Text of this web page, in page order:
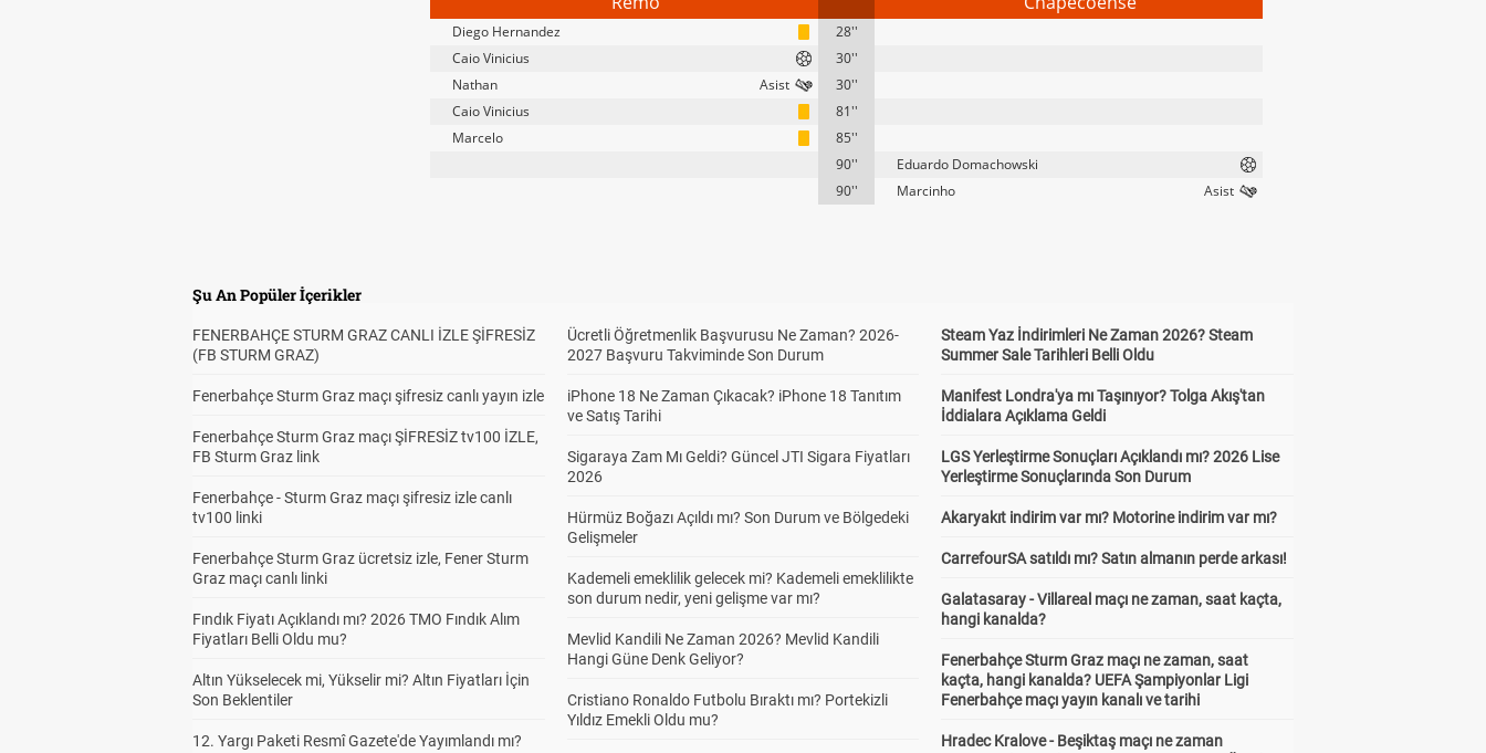
Diego Hernandez
28''
Caio Vinicius
30''
Nathan
30''
Caio Vinicius
81''
Marcelo
85''
90''
Eduardo Domachowski
90''
Marcinho
Şu An Popüler İçerikler
FENERBAHÇE STURM GRAZ CANLI İZLE ŞİFRESİZ
(FB STURM GRAZ)
Fenerbahçe Sturm Graz maçı şifresiz canlı yayın izle
Fenerbahçe Sturm Graz maçı ŞİFRESİZ tv100 İZLE,
FB Sturm Graz link
Fenerbahçe - Sturm Graz maçı şifresiz izle canlı
tv100 linki
Fenerbahçe Sturm Graz ücretsiz izle, Fener Sturm
Graz maçı canlı linki
Fındık Fiyatı Açıklandı mı? 2026 TMO Fındık Alım
Fiyatları Belli Oldu mu?
Altın Yükselecek mi, Yükselir mi? Altın Fiyatları İçin
Son Beklentiler
12. Yargı Paketi Resmî Gazete'de Yayımlandı mı?
Ücretli Öğretmenlik Başvurusu Ne Zaman? 2026-
2027 Başvuru Takviminde Son Durum
iPhone 18 Ne Zaman Çıkacak? iPhone 18 Tanıtım
ve Satış Tarihi
Sigaraya Zam Mı Geldi? Güncel JTI Sigara Fiyatları
2026
Hürmüz Boğazı Açıldı mı? Son Durum ve Bölgedeki
Gelişmeler
Kademeli emeklilik gelecek mi? Kademeli emeklilikte
son durum nedir, yeni gelişme var mı?
Mevlid Kandili Ne Zaman 2026? Mevlid Kandili
Hangi Güne Denk Geliyor?
Cristiano Ronaldo Futbolu Bıraktı mı? Portekizli
Yıldız Emekli Oldu mu?
Steam Yaz İndirimleri Ne Zaman 2026? Steam
Summer Sale Tarihleri Belli Oldu
Manifest Londra'ya mı Taşınıyor? Tolga Akış'tan
İddialara Açıklama Geldi
LGS Yerleştirme Sonuçları Açıklandı mı? 2026 Lise
Yerleştirme Sonuçlarında Son Durum
Akaryakıt indirim var mı? Motorine indirim var mı?
CarrefourSA satıldı mı? Satın almanın perde arkası!
Galatasaray - Villareal maçı ne zaman, saat kaçta,
hangi kanalda?
Fenerbahçe Sturm Graz maçı ne zaman, saat
kaçta, hangi kanalda? UEFA Şampiyonlar Ligi
Fenerbahçe maçı yayın kanalı ve tarihi
Hradec Kralove - Beşiktaş maçı ne zaman